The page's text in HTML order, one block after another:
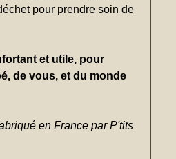
pour prendre soin de
et utile, pour
de vous, et du monde
en France par P'tits